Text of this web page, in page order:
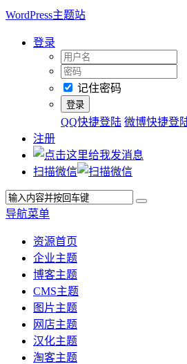
WordPress主题站
登录
记住密码
QQ快捷登陆 微博快捷登
注册
扫描微信
导航菜单
资源首页
企业主题
博客主题
CMS主题
图片主题
网店主题
汉化主题
淘客主题